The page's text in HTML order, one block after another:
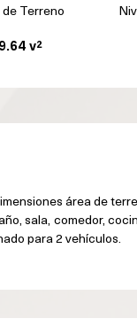
Terreno
v²
área de
sala, comedor,
para 2 vehículos.